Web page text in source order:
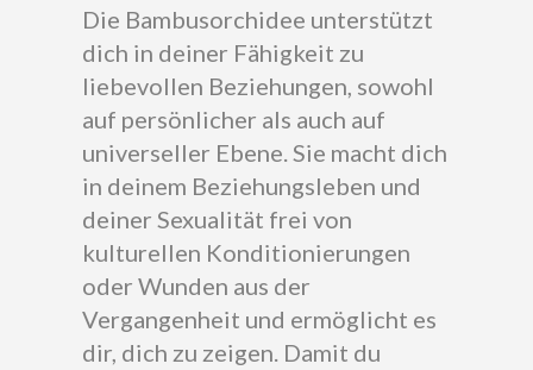
Die Bambusorchidee unterstützt
dich in deiner Fähigkeit zu
liebevollen Beziehungen, sowohl
auf persönlicher als auch auf
universeller Ebene. Sie macht dich
in deinem Beziehungsleben und
deiner Sexualität frei von
kulturellen Konditionierungen
oder Wunden aus der
Vergangenheit und ermöglicht es
dir, dich zu zeigen. Damit du